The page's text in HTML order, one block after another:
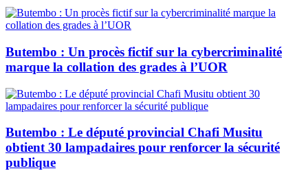
Butembo : Un procès fictif sur la cybercriminalité
marque la collation des grades à l’UOR
Butembo : Le député provincial Chafi Musitu
obtient 30 lampadaires pour renforcer la sécurité
publique